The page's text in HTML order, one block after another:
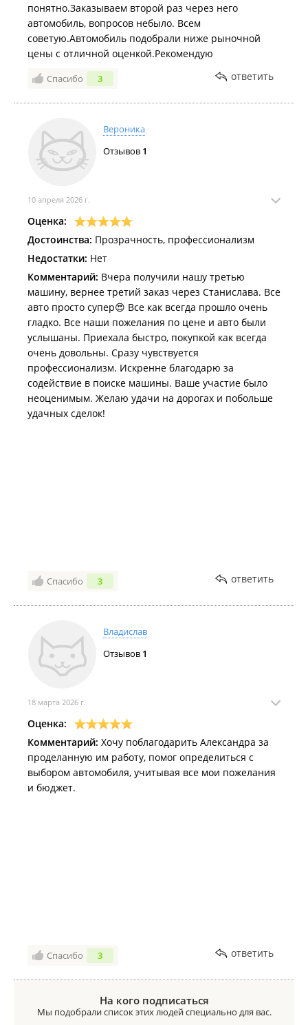
понятно.Заказываем второй раз через него
автомобиль, вопросов небыло. Всем
советую.Автомобиль подобрали ниже рыночной
цены с отличной оценкой.Рекомендую
Спасибо 3 ответить
Вероника
Отзывов 1
10 апреля 2026 г.
Оценка:
Достоинства: Прозрачность, профессионализм
Недостатки: Нет
Комментарий: Вчера получили нашу третью
машину, вернее третий заказ через Станислава. Все
авто просто супер😍 Все как всегда прошло очень
гладко. Все наши пожелания по цене и авто были
услышаны. Приехала быстро, покупкой как всегда
очень довольны. Сразу чувствуется
профессионализм. Искренне благодарю за
содействие в поиске машины. Ваше участие было
неоценимым. Желаю удачи на дорогах и побольше
удачных сделок!
Спасибо 3 ответить
Владислав
Отзывов 1
18 марта 2026 г.
Оценка:
Комментарий: Хочу поблагодарить Александра за
проделанную им работу, помог определиться с
выбором автомобиля, учитывая все мои пожелания
и бюджет.
Спасибо 3 ответить
На кого подписаться
Мы подобрали список этих людей специально для вас.